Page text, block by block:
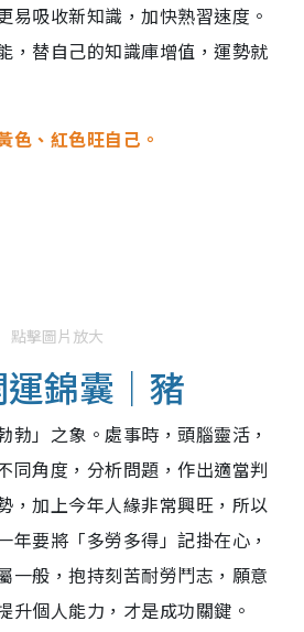
易吸收新知識，加快熟習速度。
，替自己的知識庫增值，運勢就
色、紅色旺自己。
點擊圖片放大
錦囊｜豬
勃」之象。處事時，頭腦靈活，
同角度，分析問題，作出適當判
，加上今年人緣非常興旺，所以
年要將「多勞多得」記掛在心，
一般，抱持刻苦耐勞鬥志，願意
升個人能力，才是成功關鍵。